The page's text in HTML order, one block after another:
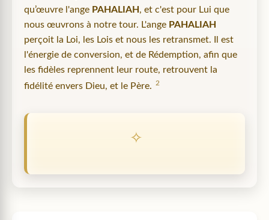
qu’œuvre l'ange PAHALIAH, et c'est pour Lui que
nous œuvrons à notre tour. L'ange PAHALIAH
perçoit la Loi, les Lois et nous les retransmet. Il est
l'énergie de conversion, et de Rédemption, afin que
les fidèles reprennent leur route, retrouvent la
fidélité envers Dieu, et le Père.
2